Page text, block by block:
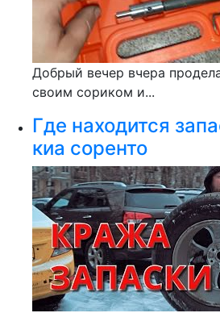
Добрый вечер вчера
своим сориком и...
Где находится
киа соренто